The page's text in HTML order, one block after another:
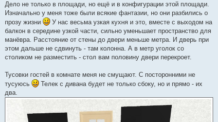
Дело не только в площади, но ещё и в конфигурации этой площади.
Изначально у меня тоже были всякие фантазии, но они разбились о
прозу жизни
У нас весьма узкая кухня и это, вместе с выходом на
балкон в середине узкой части, сильно уменьшает пространство для
манёвра. Расстояние от стены до двери меньше метра. И дверь при
этом дальше не сдвинуть - там колонна. А в метр уголок со
столиком не разместить - стол вам половину двери перекроет.
Тусовки гостей в комнате меня не смущают. С посторонними не
тусуюсь
Телек с дивана будет не только сбоку, но и прямо - их
два.